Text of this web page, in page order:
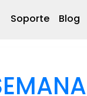
Soporte Blog